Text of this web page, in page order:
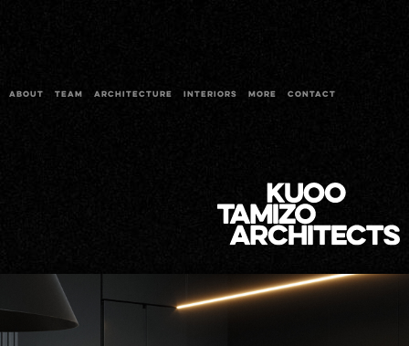
ABOUT TEAM ARCHITECTURE INTERIORS MORE CONTACT